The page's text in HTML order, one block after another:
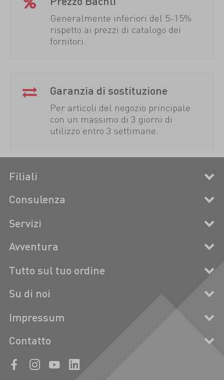
Generalmente inferiori del 5-15%
rispetto ai prezzi di catalogo dei
fornitori.
Garanzia di sostituzione
Per articoli del negozio principale
con un massimo di 3 giorni di
utilizzo entro 3 settimane.
Filiali
Consulenza
Servizi
Avventura
Tutto sul tuo ordine
Su di noi
Impressum
Contatto